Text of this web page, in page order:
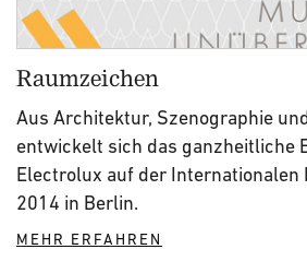
Raumzeichen
Aus Architektur, Szenographie
entwickelt sich das ganzheitliche
Electrolux auf der Internationalen
2014 in Berlin.
MEHR ERFAHREN